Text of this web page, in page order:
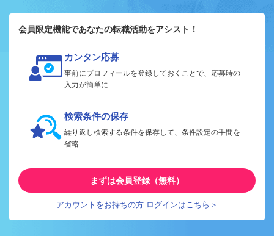
会員限定機能であなたの転職活動をアシスト！
カンタン応募
事前にプロフィールを登録しておくことで、応募時の
入力が簡単に
検索条件の保存
繰り返し検索する条件を保存して、条件設定の手間を
省略
まずは会員登録（無料）
アカウントをお持ちの方 ログインはこちら＞